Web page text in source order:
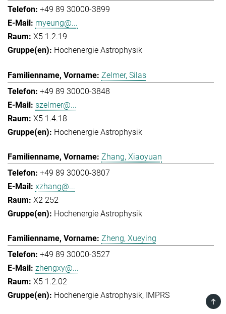
+49 89 30000-3899
myeung@...
X5 1.2.19
Hochenergie Astrophysik
Zelmer, Silas
+49 89 30000-3848
szelmer@...
X5 1.4.18
Hochenergie Astrophysik
Zhang, Xiaoyuan
+49 89 30000-3807
xzhang@...
X2 252
Hochenergie Astrophysik
Zheng, Xueying
+49 89 30000-3527
zhengxy@...
X5 1.2.02
Hochenergie Astrophysik
IMPRS
TOP